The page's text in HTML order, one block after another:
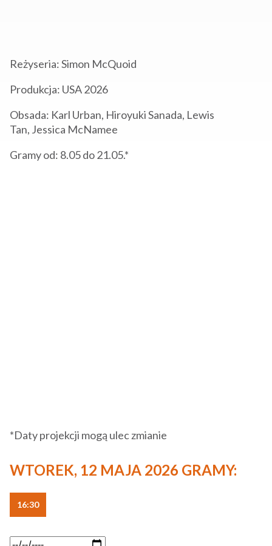
Reżyseria:Simon McQuoid
Produkcja: USA 2026
Obsada: Karl Urban, Hiroyuki Sanada, Lewis
Tan, Jessica McNamee
Gramy od: 8.05 do 21.05.*
*Daty projekcji mogą ulec zmianie
WTOREK, 12 MAJA 2026 GRAMY:
16:30